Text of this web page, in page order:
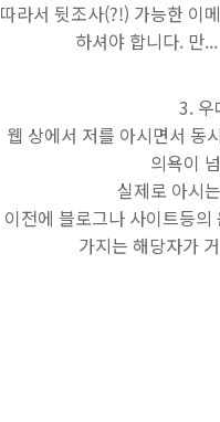
따라서 뒷조사(?!) 가능한 이
하셔야 합니다. 만
우
웹 상에서 저를 아시면서 동
의욕이
실제로 아시
이전에 블로그나 사이트등
가지는 해당자가